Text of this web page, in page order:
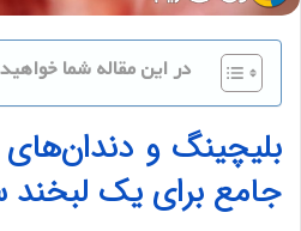
در این مقاله شما
بلیچینگ و
جامع برای یک